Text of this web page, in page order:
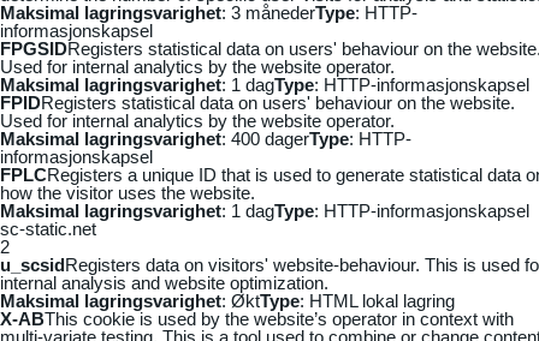
Maksimal lagringsvarighet: 3 månederType: HTTP-
informasjonskapsel
FPGSIDRegisters statistical data on users' behaviour on the
Used for internal analytics by the website operator.
Maksimal lagringsvarighet: 1 dagType: HTTP-informasjonskapsel
FPIDRegisters statistical data on users' behaviour on the website.
Used for internal analytics by the website operator.
Maksimal lagringsvarighet: 400 dagerType: HTTP-
informasjonskapsel
FPLCRegisters a unique ID that is used to generate statistical data
how the visitor uses the website.
Maksimal lagringsvarighet: 1 dagType: HTTP-informasjonskapsel
sc-static.net
2
u_scsidRegisters data on visitors' website-behaviour. This is used
internal analysis and website optimization.
Maksimal lagringsvarighet: ØktType: HTML lokal lagring
X-ABThis cookie is used by the website’s operator in context with
multi-variate testing. This is a tool used to combine or change